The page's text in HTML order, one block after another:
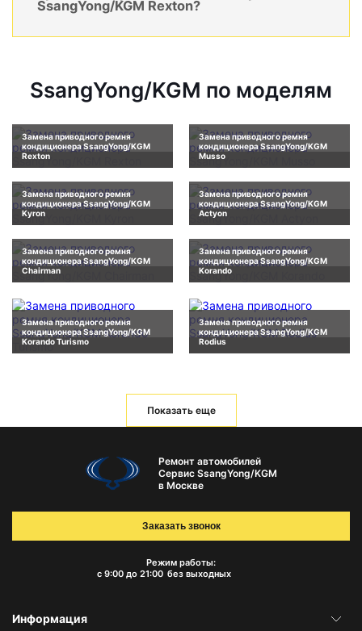
SsangYong/KGM Rexton?
SsangYong/KGM по моделям
Замена приводного ремня
кондиционера SsangYong/KGM
Rexton
Замена приводного ремня
кондиционера SsangYong/KGM
Musso
Замена приводного ремня
кондиционера SsangYong/KGM
Kyron
Замена приводного ремня
кондиционера SsangYong/KGM
Actyon
Замена приводного ремня
кондиционера SsangYong/KGM
Chairman
Замена приводного ремня
кондиционера SsangYong/KGM
Korando
Замена приводного ремня
кондиционера SsangYong/KGM
Korando Turismo
Замена приводного ремня
кондиционера SsangYong/KGM
Rodius
Показать еще
Ремонт автомобилей
Сервис SsangYong/KGM
в Москве
Режим работы:
с 9:00 до 21:00 без выходных
Заказать звонок
Информация